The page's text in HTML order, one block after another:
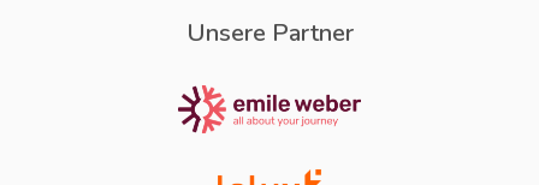
Unsere Partner